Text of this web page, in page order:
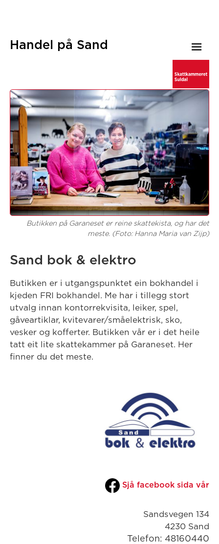
Handel på Sand
Butikken på Garaneset er reine skattekista, og har det
meste. (Foto: Hanna Maria van Zijp)
Sand bok & elektro
Butikken er i utgangspunktet ein bokhandel i
kjeden FRI bokhandel. Me har i tillegg stort
utvalg innan kontorrekvisita, leiker, spel,
gåveartiklar, kvitevarer/småelektrisk, sko,
vesker og kofferter. Butikken vår er i det heile
tatt eit lite skattekammer på Garaneset. Her
finner du det meste.
Sjå facebook sida vår
Sandsvegen 134
4230 Sand
Telefon: 48160440